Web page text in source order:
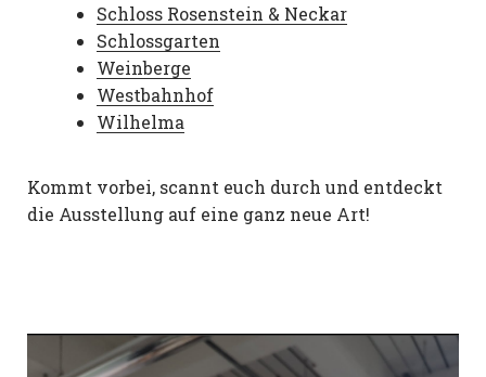
Schloss Rosenstein & Neckar
Schlossgarten
Weinberge
Westbahnhof
Wilhelma
Kommt vorbei, scannt euch durch und entdeckt
die Ausstellung auf eine ganz neue Art!